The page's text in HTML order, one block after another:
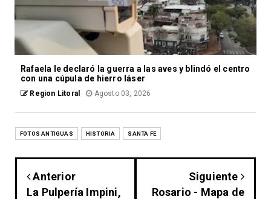
Rafaela le declaró la guerra a las aves y blindó el centro
con una cúpula de hierro láser
Region Litoral Agosto 03, 2026
FOTOS ANTIGUAS HISTORIA SANTA FE
Anterior
La Pulpería Impini,
Siguiente
Rosario - Mapa de